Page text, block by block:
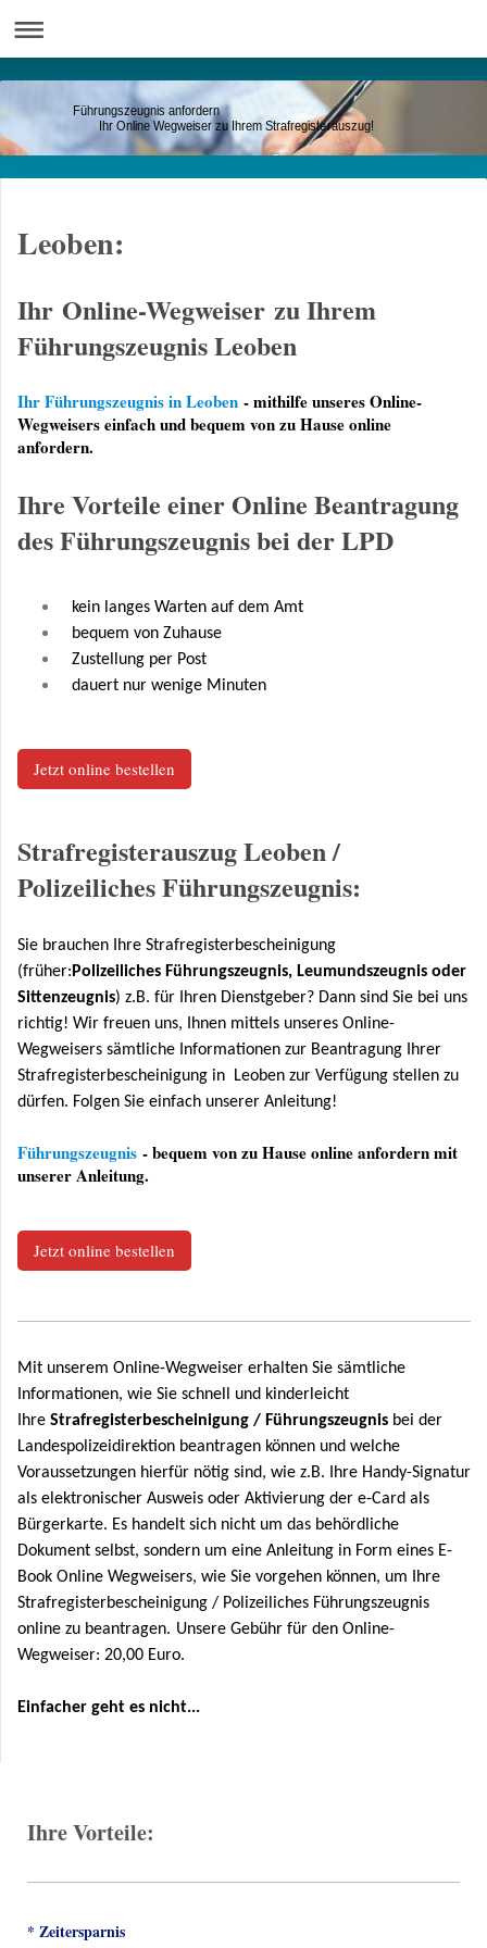
Führungszeugnis anfordern
Ihr Online Wegweiser zu Ihrem Strafregisterauszug!
Leoben:
Ihr Online-Wegweiser zu Ihrem
Führungszeugnis Leoben
Ihr Führungszeugnis in Leoben - mithilfe unseres Online-
Wegweisers einfach und bequem von zu Hause online
anfordern.
Ihre Vorteile einer Online Beantragung
des Führungszeugnis bei der LPD
kein langes Warten auf dem Amt
bequem von Zuhause
Zustellung per Post
dauert nur wenige Minuten
Jetzt online bestellen
Strafregisterauszug Leoben /
Polizeiliches Führungszeugnis:
Sie brauchen Ihre Strafregisterbescheinigung
(früher: Polizeiliches Führungszeugnis, Leumundszeugnis oder
Sittenzeugnis) z.B. für Ihren Dienstgeber? Dann sind Sie bei uns
richtig! Wir freuen uns, Ihnen mittels unseres Online-
Wegweisers sämtliche Informationen zur Beantragung Ihrer
Strafregisterbescheinigung in Leoben zur Verfügung stellen zu
dürfen. Folgen Sie einfach unserer Anleitung!
Führungszeugnis - bequem von zu Hause online anfordern mit
unserer Anleitung.
Jetzt online bestellen
Mit unserem Online-Wegweiser erhalten Sie sämtliche
Informationen, wie Sie schnell und kinderleicht
Ihre Strafregisterbescheinigung / Führungszeugnis bei der
Landespolizeidirektion beantragen können und welche
Voraussetzungen hierfür nötig sind, wie z.B. Ihre Handy-Signatur
als elektronischer Ausweis oder Aktivierung der e-Card als
Bürgerkarte. Es handelt sich nicht um das behördliche
Dokument selbst, sondern um eine Anleitung in Form eines E-
Book Online Wegweisers, wie Sie vorgehen können, um Ihre
Strafregisterbescheinigung / Polizeiliches Führungszeugnis
online zu beantragen. Unsere Gebühr für den Online-
Wegweiser: 20,00 Euro.
Einfacher geht es nicht...
Ihre Vorteile:
* Zeitersparnis